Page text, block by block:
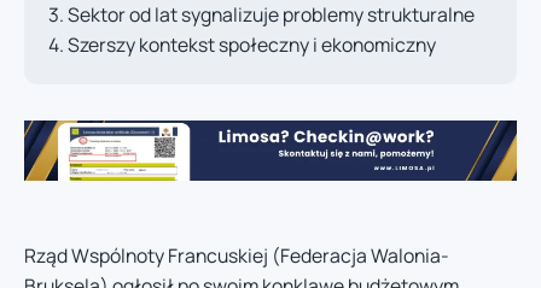
Sektor od lat sygnalizuje problemy strukturalne
Szerszy kontekst społeczny i ekonomiczny
Rząd Wspólnoty Francuskiej (Federacja Walonia-